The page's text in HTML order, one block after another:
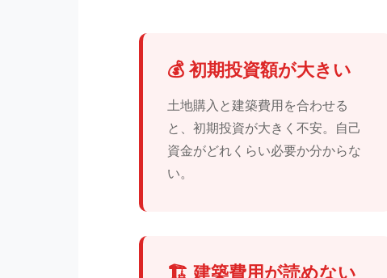
💰 初期投資額が大きい
土地購入と建築費用を合わせる
と、初期投資が大きく不安。自己
資金がどれくらい必要か分からな
い。
🏗️ 建築費用が読めない